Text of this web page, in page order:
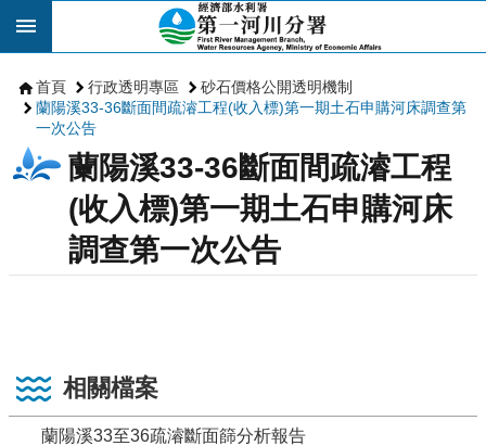
跳到主要內容區塊
首頁 行政透明專區
砂石價格公開透明機制
蘭陽溪33-36斷面間疏濬工程(收入標)第一期土石申購河床調查第
一次公告
蘭陽溪33-36斷面間疏濬工程
(收入標)第一期土石申購河床
調查第一次公告
相關檔案
蘭陽溪33至36疏濬斷面篩分析報告